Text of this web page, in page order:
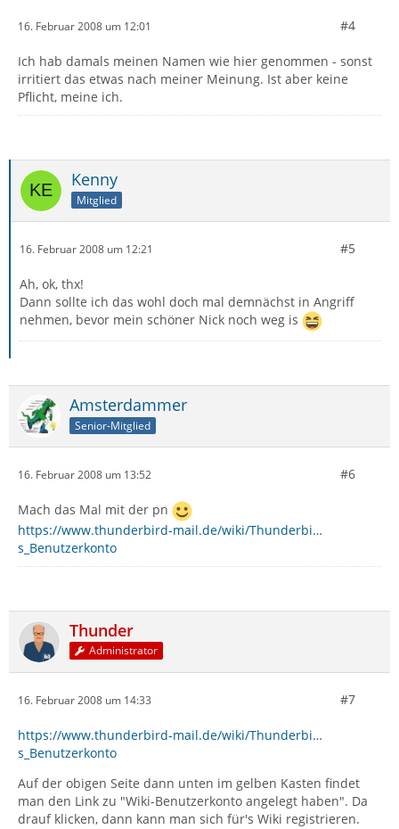
16. Februar 2008 um 12:01 #4
Ich hab damals meinen Namen wie hier genommen - sonst
irritiert das etwas nach meiner Meinung. Ist aber keine
Pflicht, meine ich.
Kenny
Mitglied
16. Februar 2008 um 12:21 #5
Ah, ok, thx!
Dann sollte ich das wohl doch mal demnächst in Angriff
nehmen, bevor mein schöner Nick noch weg is
Amsterdammer
Senior-Mitglied
16. Februar 2008 um 13:52 #6
Mach das Mal mit der pn
https://www.thunderbird-mail.de/wiki/Thunderbi…
s_Benutzerkonto
Thunder
Administrator
16. Februar 2008 um 14:33 #7
https://www.thunderbird-mail.de/wiki/Thunderbi…
s_Benutzerkonto
Auf der obigen Seite dann unten im gelben Kasten findet
man den Link zu "Wiki-Benutzerkonto angelegt haben". Da
drauf klicken, dann kann man sich für's Wiki registrieren.